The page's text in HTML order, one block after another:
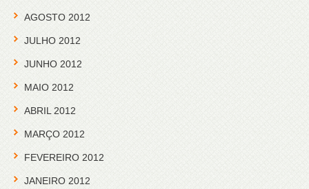
AGOSTO 2012
JULHO 2012
JUNHO 2012
MAIO 2012
ABRIL 2012
MARÇO 2012
FEVEREIRO 2012
JANEIRO 2012